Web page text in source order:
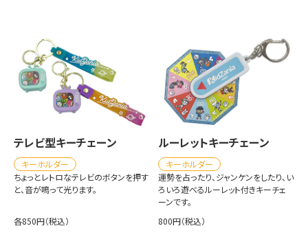
テレビ型キーチェーン
キーホルダー
ちょっとレトロなテレビのボタンを押す
と、音が鳴って光ります。
各850円（税込）
ルーレットキーチェーン
キーホルダー
運勢を占ったり、ジャンケンをしたり、い
ろいろ遊べるルーレット付きキーチェ
ーンです。
800円（税込）